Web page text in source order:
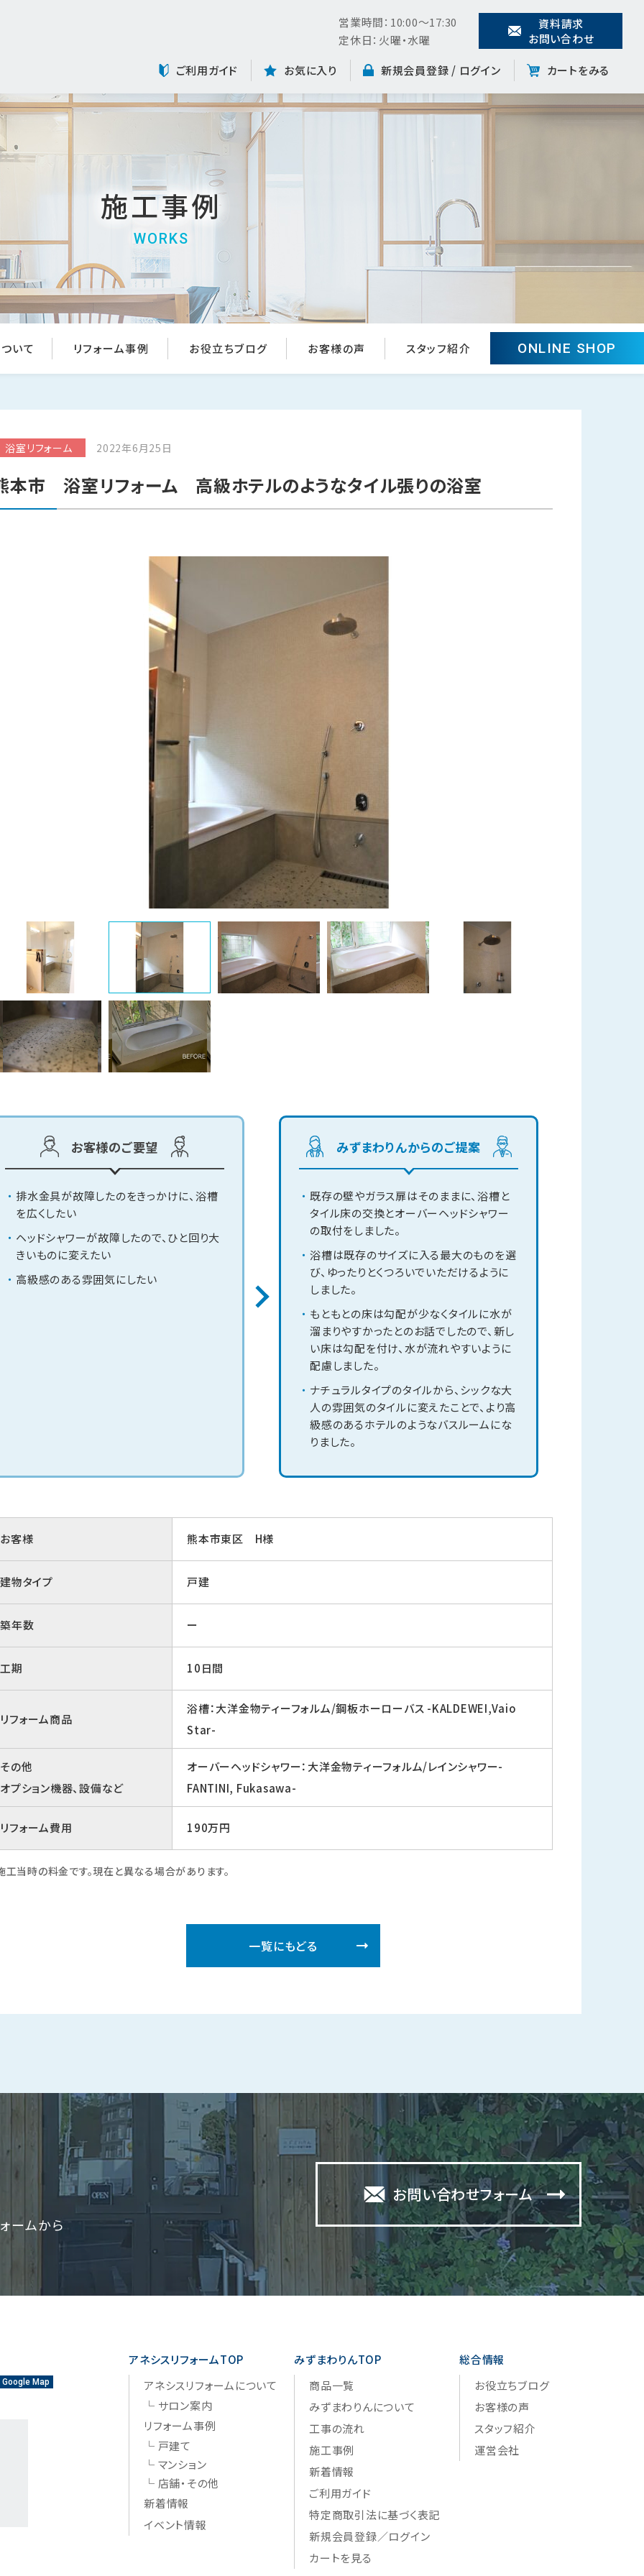
営業時間：10:00～17:30
定休日：火曜・水曜
資料請求
お問い合わせ
ご利用ガイド お気に入り 新規会員登録 / ログイン カートをみる
施工事例
WORKS
いて リフォーム事例 お役立ちブログ お客様の声 スタッフ紹介 ONLINE SHOP
本市 浴室リフォーム 高級ホテルのようなタイル張りの浴室
浴室リフォーム 2022年6月25日
お客様のご要望
排水金具が故障したのをきっかけに、浴槽
を広くしたい
ヘッドシャワーが故障したので、ひと回り大
きいものに変えたい
高級感のある雰囲気にしたい
みずまわりんからのご提案
既存の壁やガラス扉はそのままに、浴槽と
タイル床の交換とオーバーヘッドシャワー
の取付をしました。
浴槽は既存のサイズに入る最大のものを選
び、ゆったりとくつろいでいただけるように
しました。
もともとの床は勾配が少なくタイルに水が
溜まりやすかったとのお話でしたので、新し
い床は勾配を付け、水が流れやすいように
配慮しました。
ナチュラルタイプのタイルから、シックな大
人の雰囲気のタイルに変えたことで、より高
級感のあるホテルのようなバスルームにな
りました。
お客様 熊本市東区 H様
建物タイプ 戸建
築年数 ー
工期 10日間
リフォーム商品
浴槽：大洋金物ティーフォルム/鋼板ホーローバス -KALDEWEI,Vaio
Star-
その他
オプション機器、設備など
オーバーヘッドシャワー：大洋金物ティーフォルム/レインシャワー-
FANTINI, Fukasawa-
リフォーム費用 190万円
当時の料金です。現在と異なる場合があります。
一覧にもどる
ームから
お問い合わせフォーム
Google Map
アネシスリフォームTOP
アネシスリフォームについて
サロン案内
リフォーム事例
戸建て
マンション
店舗・その他
新着情報
イベント情報
みずまわりんTOP
商品一覧
みずまわりんについて
工事の流れ
施工事例
新着情報
ご利用ガイド
特定商取引法に基づく表記
新規会員登録／ログイン
カートを見る
総合情報
お役立ちブログ
お客様の声
スタッフ紹介
運営会社